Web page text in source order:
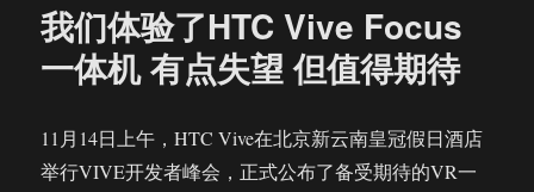
的
Vive
Focus
体
机
或
我们体验了HTC Vive Focus
一体机 有点失望 但值得期待
11月14日上午，HTC Vive在北京新云南皇冠假日酒店
举行VIVE开发者峰会，正式公布了备受期待的VR一